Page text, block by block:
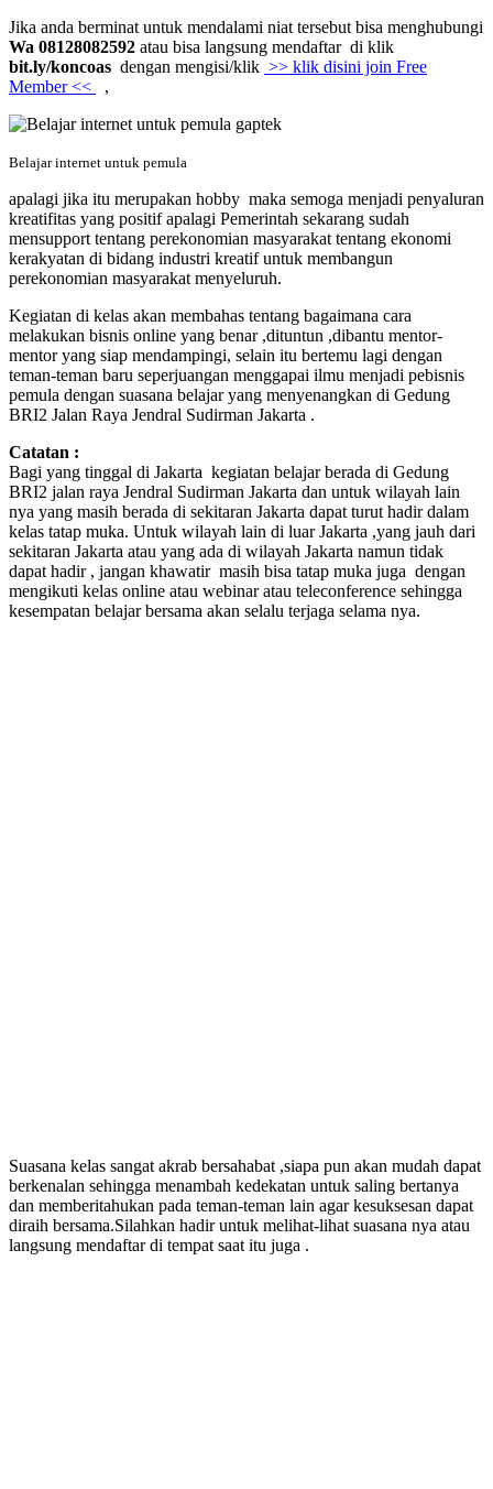
Jika anda berminat untuk mendalami niat tersebut bisa menghubungi
Wa 08128082592 atau bisa langsung mendaftar di klik
bit.ly/koncoas dengan mengisi/klik >> klik disini join Free
Member <<
,
Belajar internet untuk pemula
apalagi jika itu merupakan hobby maka semoga menjadi penyaluran
kreatifitas yang positif apalagi Pemerintah sekarang sudah
mensupport tentang perekonomian masyarakat tentang ekonomi
kerakyatan di bidang industri kreatif untuk membangun
perekonomian masyarakat menyeluruh.
Kegiatan di kelas akan membahas tentang bagaimana cara
melakukan bisnis online yang benar ,dituntun ,dibantu mentor-
mentor yang siap mendampingi, selain itu bertemu lagi dengan
teman-teman baru seperjuangan menggapai ilmu menjadi pebisnis
pemula dengan suasana belajar yang menyenangkan di Gedung
BRI2 Jalan Raya Jendral Sudirman Jakarta .
Catatan :
Bagi yang tinggal di Jakarta kegiatan belajar berada di Gedung
BRI2 jalan raya Jendral Sudirman Jakarta dan untuk wilayah lain
nya yang masih berada di sekitaran Jakarta dapat turut hadir dalam
kelas tatap muka. Untuk wilayah lain di luar Jakarta ,yang jauh dari
sekitaran Jakarta atau yang ada di wilayah Jakarta namun tidak
dapat hadir , jangan khawatir masih bisa tatap muka juga dengan
mengikuti kelas online atau webinar atau teleconference sehingga
kesempatan belajar bersama akan selalu terjaga selama nya.
Suasana kelas sangat akrab bersahabat ,siapa pun akan mudah dapat
berkenalan sehingga menambah kedekatan untuk saling bertanya
dan memberitahukan pada teman-teman lain agar kesuksesan dapat
diraih bersama.Silahkan hadir untuk melihat-lihat suasana nya atau
langsung mendaftar di tempat saat itu juga .